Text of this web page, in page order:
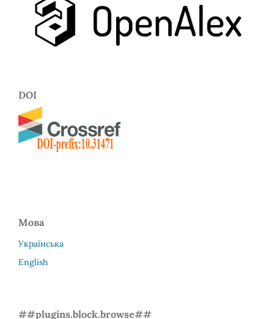
DOI
Мова
Українська
English
##plugins.block.browse##